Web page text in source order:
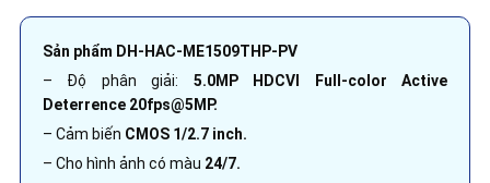
Sản phẩm DH-HAC-ME1509THP-PV
– Độ phân giải: 5.0MP HDCVI Full-color Active
Deterrence 20fps@5MP.
– Cảm biến CMOS 1/2.7 inch.
– Cho hình ảnh có màu 24/7.